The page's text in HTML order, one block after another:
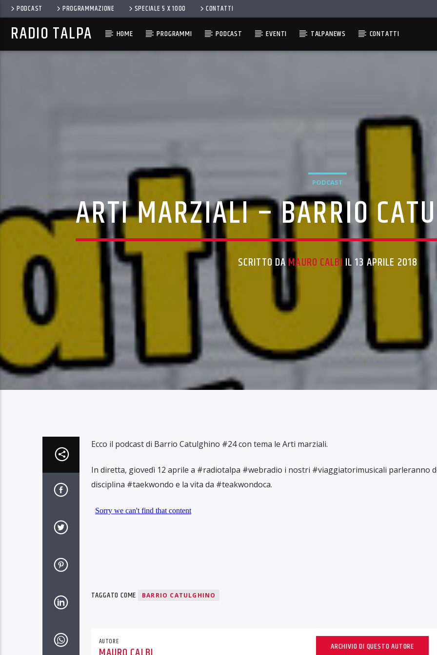
PODCAST PROGRAMMAZIONE SPECIALE 5 X 1000 CONTATTI
RADIO TALPA HOME PROGRAMMI PODCAST EVENTI TALPANEWS CONTATTI
PODCAST
ARTI MARZIALI – BARRIO
SCRITTO DA MAURO CALBI IL 13 APRILE 2018
Ecco il podcast di Barrio Catulghino #24 con tema le Arti marziali.
In diretta, giovedì 12 aprile a #radiotalpa #webradio i nostri #viaggiatorimusicali parleranno
disciplina #taekwondo e la vita da #teakwondoca.
TAGGATO COME BARRIO CATULGHINO
AUTORE ARCHIVIO DI QUESTO AUTORE